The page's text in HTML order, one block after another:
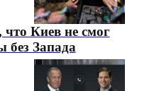
Киев не смог
без Запада